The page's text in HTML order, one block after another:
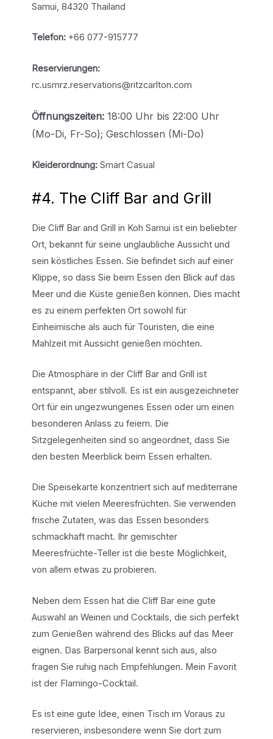
Samui, 84320 Thailand
Telefon:+66 077-915777
Reservierungen:
rc.usmrz.reservations@ritzcarlton.com
Öffnungszeiten:18:00 Uhr bis 22:00 Uhr
(Mo-Di, Fr-So); Geschlossen (Mi-Do)
Kleiderordnung:Smart Casual
#4. The Cliff Bar and Grill
Die Cliff Bar and Grill in Koh Samui ist ein beliebter
Ort, bekannt für seine unglaubliche Aussicht und
sein köstliches Essen. Sie befindet sich auf einer
Klippe, so dass Sie beim Essen den Blick auf das
Meer und die Küste genießen können. Dies macht
es zu einem perfekten Ort sowohl für
Einheimische als auch für Touristen, die eine
Mahlzeit mit Aussicht genießen möchten.
Die Atmosphäre in der Cliff Bar and Grill ist
entspannt, aber stilvoll. Es ist ein ausgezeichneter
Ort für ein ungezwungenes Essen oder um einen
besonderen Anlass zu feiern. Die
Sitzgelegenheiten sind so angeordnet, dass Sie
den besten Meerblick beim Essen erhalten.
Die Speisekarte konzentriert sich auf mediterrane
Küche mit vielen Meeresfrüchten. Sie verwenden
frische Zutaten, was das Essen besonders
schmackhaft macht. Ihr gemischter
Meeresfrüchte-Teller ist die beste Möglichkeit,
von allem etwas zu probieren.
Neben dem Essen hat die Cliff Bar eine gute
Auswahl an Weinen und Cocktails, die sich perfekt
zum Genießen während des Blicks auf das Meer
eignen. Das Barpersonal kennt sich aus, also
fragen Sie ruhig nach Empfehlungen. Mein Favorit
ist der Flamingo-Cocktail.
Es ist eine gute Idee, einen Tisch im Voraus zu
reservieren, insbesondere wenn Sie dort zum